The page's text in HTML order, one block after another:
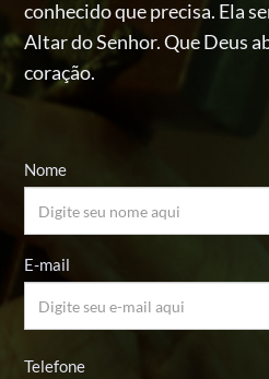
conhecidoque precisa. Ela
Altar do Senhor.Que Deus
coração.
Nome
E-mail
Telefone